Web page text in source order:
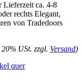
Lieferzeit ca. 4-8
rechts Elegant,
von Tradedoors
USt. zzgl. Versand)
quer